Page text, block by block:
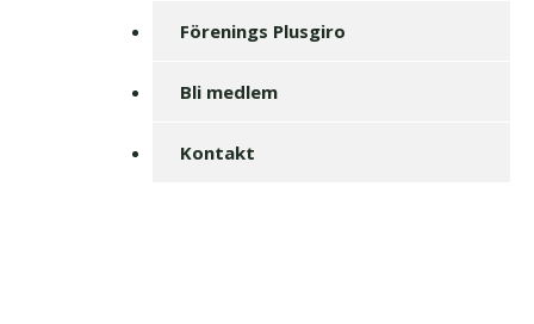
Förenings Plusgiro
Bli medlem
Kontakt